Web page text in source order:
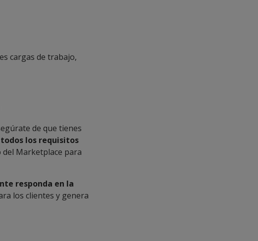
cargas de trabajo,
de que tienes
todos los requisitos
Marketplace para
responda en la
los clientes y genera